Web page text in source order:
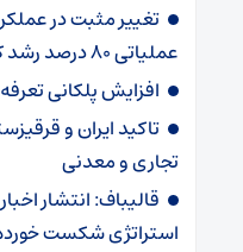
تغییر مثبت در
عملیاتی ۸۰ درصد رشد کرد
افزایش پلکانی
تاکید ایران و
تجاری و معدنی
قالیباف: انتشار
استراتژی شکست